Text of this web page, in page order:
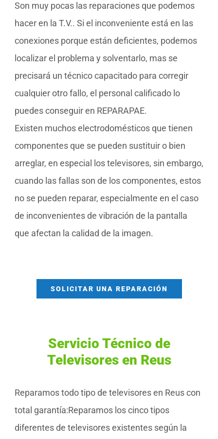
Son muy pocas las reparaciones que podemos
hacer en la T.V.. Si el inconveniente está en las
conexiones porque están deficientes, podemos
localizar el problema y solventarlo, mas se
precisará un técnico capacitado para corregir
cualquier otro fallo, el personal calificado lo
puedes conseguir en REPARAPAE.
Existen muchos electrodomésticos que tienen
componentes que se pueden sustituir o bien
arreglar, en especial los televisores, sin embargo,
cuando las fallas son de los componentes, estos
no se pueden reparar, especialmente en el caso
de inconvenientes de vibración de la pantalla
que afectan la calidad de la imagen.
SOLICITAR UNA REPARACIÓN
Servicio Técnico de
Televisores en Reus
Reparamos todo tipo de televisores en Reus con
total garantía:Reparamos los cinco tipos
diferentes de televisores existentes según la